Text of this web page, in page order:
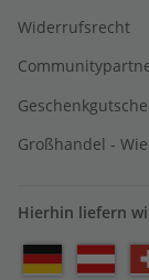
Widerrufsrecht
Großhandel -
Hierhin liefern